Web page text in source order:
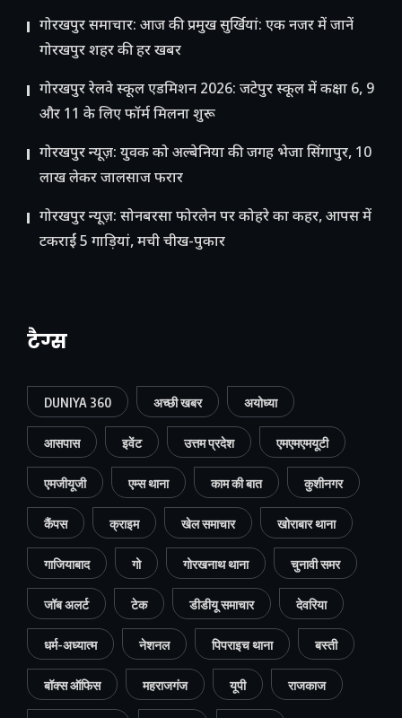
गोरखपुर समाचार: आज की प्रमुख सुर्खियां: एक नजर में जानें
गोरखपुर शहर की हर खबर
गोरखपुर रेलवे स्कूल एडमिशन 2026: जटेपुर स्कूल में कक्षा 6, 9
और 11 के लिए फॉर्म मिलना शुरू
गोरखपुर न्यूज़: युवक को अल्बेनिया की जगह भेजा सिंगापुर, 10
लाख लेकर जालसाज फरार
गोरखपुर न्यूज़: सोनबरसा फोरलेन पर कोहरे का कहर, आपस में
टकराईं 5 गाड़ियां, मची चीख-पुकार
टैग्स
DUNIYA 360 अच्छी खबर अयोध्या
आसपास इवेंट उत्तम प्रदेश एमएमएमयूटी
एमजीयूजी एम्स थाना काम की बात कुशीनगर
कैंपस क्राइम खेल समाचार खोराबार थाना
गाजियाबाद गो गोरखनाथ थाना चुनावी समर
जॉब अलर्ट टेक डीडीयू समाचार देवरिया
धर्म-अध्यात्म नेशनल पिपराइच थाना बस्ती
बॉक्स ऑफिस महराजगंज यूपी राजकाज